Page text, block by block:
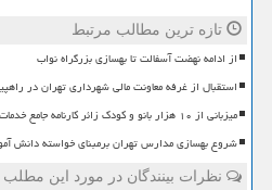
تازه ترین مطالب مرتبط
از ادامه نهضت آسفالت تا بهسازی بزرگراه نواب
استقبال از غرفه معاونت مالی شهرداری تهران در
میزبانی از ۱۰ هزار بانو و کودک زائر کارنامه جامع خدمات قرارگاه زینبیه
شروع بهسازی مدارس تهران برمبنای خواسته دانش
نظرات بینندگان در مورد این مطلب